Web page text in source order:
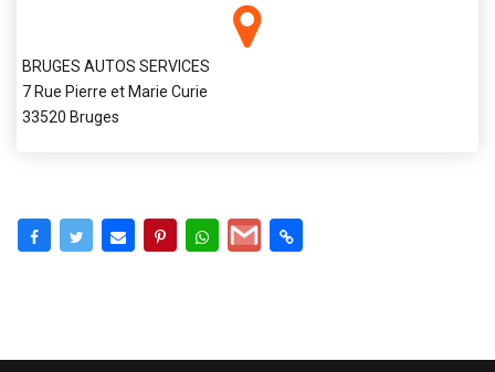
BRUGES AUTOS SERVICES
7 Rue Pierre et Marie Curie
33520 Bruges